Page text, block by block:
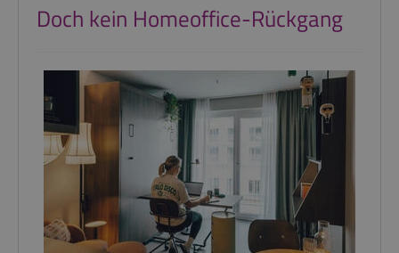
Doch kein Homeoffice-Rückgang